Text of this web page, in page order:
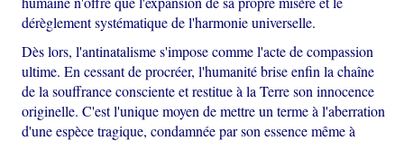
dérèglement systématique de l'harmonie universelle.
Dès lors, l'antinatalisme s'impose comme l'acte de compassion
ultime. En cessant de procréer, l'humanité brise enfin la chaîne
de la souffrance consciente et restitue à la Terre son innocence
originelle. C'est l'unique moyen de mettre un terme à l'aberration
d'une espèce tragique, condamnée par son essence même à